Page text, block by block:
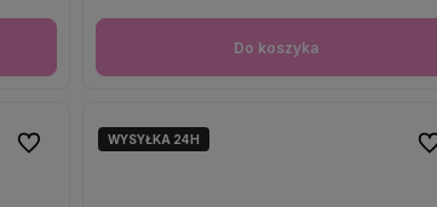
Do koszyka
Do ulubionychWYSYŁKA 24H